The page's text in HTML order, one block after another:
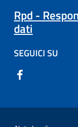
Rpd -
dati
SEGUICI SU